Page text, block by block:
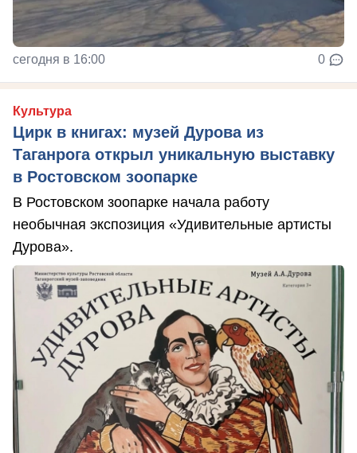
сегодня в 16:00 0
Культура
Цирк в книгах: музей Дурова из
Таганрога открыл уникальную выставку
в Ростовском зоопарке
В Ростовском зоопарке начала работу
необычная экспозиция «Удивительные артисты
Дурова».